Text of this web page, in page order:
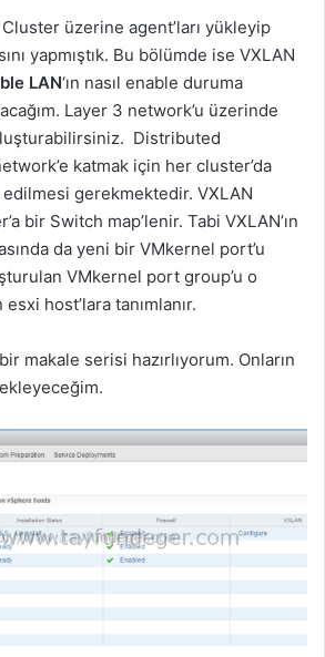
üzerine agent’ları yükleyip
yapmıştık. Bu bölümde ise VXLAN
LAN‘ın nasıl enable duruma
Layer 3 network’u üzerinde
Distributed
katmak için her cluster’da
edilmesi gerekmektedir. VXLAN
bir Switch map’lenir. Tabi VXLAN’ın
da yeni bir VMkernel port’u
VMkernel port group’u o
host’lara tanımlanır.
makale serisi hazırlıyorum. Onların